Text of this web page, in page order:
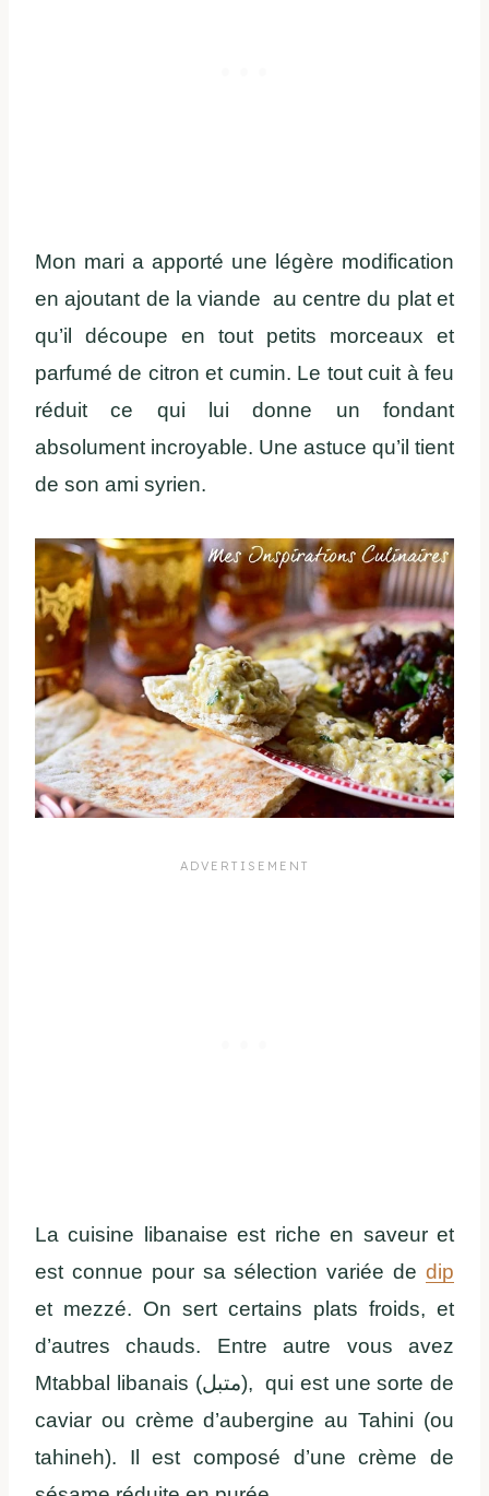
Mon mari a apporté une légère modification
en ajoutant de la viande au centre du plat et
qu’il découpe en tout petits morceaux et
parfumé de citron et cumin. Le tout cuit à feu
réduit ce qui lui donne un fondant
absolument incroyable. Une astuce qu’il tient
de son ami syrien.
La cuisine libanaise est riche en saveur et
est connue pour sa sélection variée de dip
et mezzé. On sert certains plats froids, et
d’autres chauds. Entre autre vous avez
Mtabbal libanais (متبل), qui est une sorte de
caviar ou crème d’aubergine au Tahini (ou
tahineh). Il est composé d’une crème de